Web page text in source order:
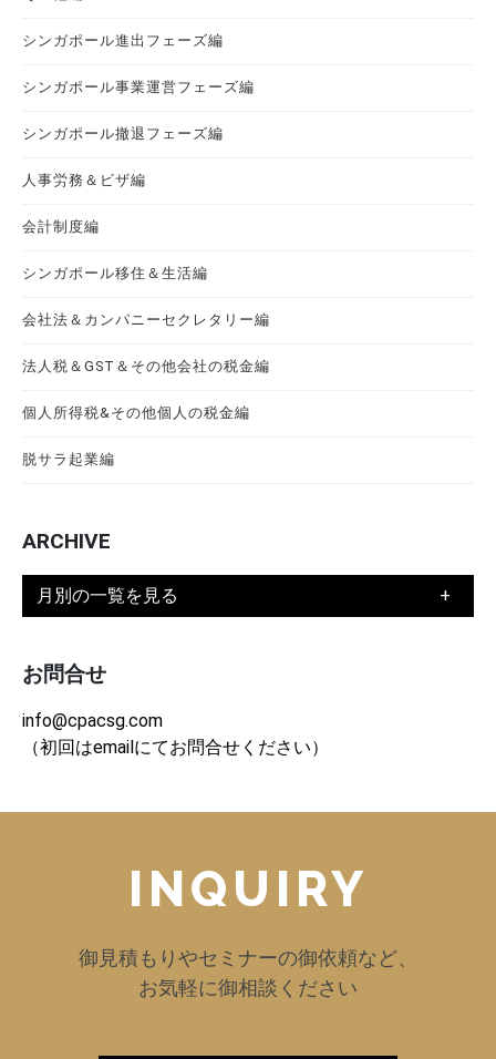
シンガポール進出フェーズ編
シンガポール事業運営フェーズ編
シンガポール撤退フェーズ編
人事労務＆ビザ編
会計制度編
シンガポール移住＆生活編
会社法＆カンパニーセクレタリー編
法人税＆GST＆その他会社の税金編
個人所得税&その他個人の税金編
脱サラ起業編
ARCHIVE
月別の一覧を見る
お問合せ
info@cpacsg.com
（初回はemailにてお問合せください）
INQUIRY
御見積もりやセミナーの御依頼など、
お気軽に御相談ください